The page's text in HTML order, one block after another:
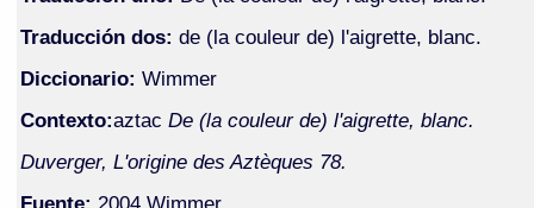
Traducción dos: de (la couleur de) l'aigrette, blanc.
Diccionario: Wimmer
Contexto:aztac De (la couleur de) l'aigrette, blanc.
Duverger, L'origine des Aztèques 78.
Fuente: 2004 Wimmer